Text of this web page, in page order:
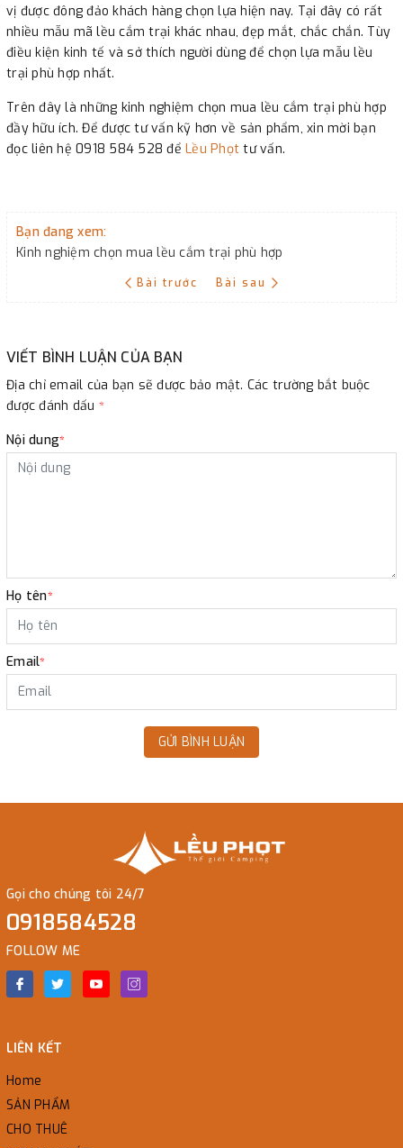
vị được đông đảo khách hàng chọn lựa hiện nay. Tại đây có rất
nhiều mẫu mã lều cắm trại khác nhau, đẹp mắt, chắc chắn. Tùy
điều kiện kinh tế và sở thích người dùng để chọn lựa mẫu lều
trại phù hợp nhất.
Trên đây là những kinh nghiệm chọn mua lều cắm trại phù hợp
đầy hữu ích. Để được tư vấn kỹ hơn về sản phẩm, xin mời bạn
đọc liên hệ 0918 584 528 để Lều Phọt tư vấn.
Bạn đang xem:
Kinh nghiệm chọn mua lều cắm trại phù hợp
Bài trước Bài sau
VIẾT BÌNH LUẬN CỦA BẠN
Địa chỉ email của bạn sẽ được bảo mật. Các trường bắt buộc
được đánh dấu *
Nội dung*
Họ tên*
Email*
GỬI BÌNH LUẬN
Gọi cho chúng tôi 24/7
0918584528
FOLLOW ME
LIÊN KẾT
Home
SẢN PHẨM
CHO THUÊ